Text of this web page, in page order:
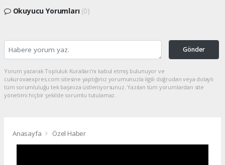
Okuyucu Yorumları (0)
Gönder
Yorum yazarak Topluluk Kuralları’nı kabul etmiş bulunuyor ve
cukurovaexpres.com sitesine yaptığınız yorumunuzla ilgili doğrudan veya dolaylı
tüm sorumluluğu tek başınıza üstleniyorsunuz. Yazılan tüm yorumlardan site
yönetimi hiçbir şekilde sorumlu tutulamaz.
Anasayfa Özel Haber